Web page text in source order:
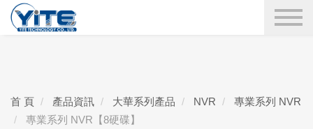
YITE Technology
首 頁 產品資訊 大華系列產品 NVR
專業系列 NVR
專業系列 NVR【8硬碟】